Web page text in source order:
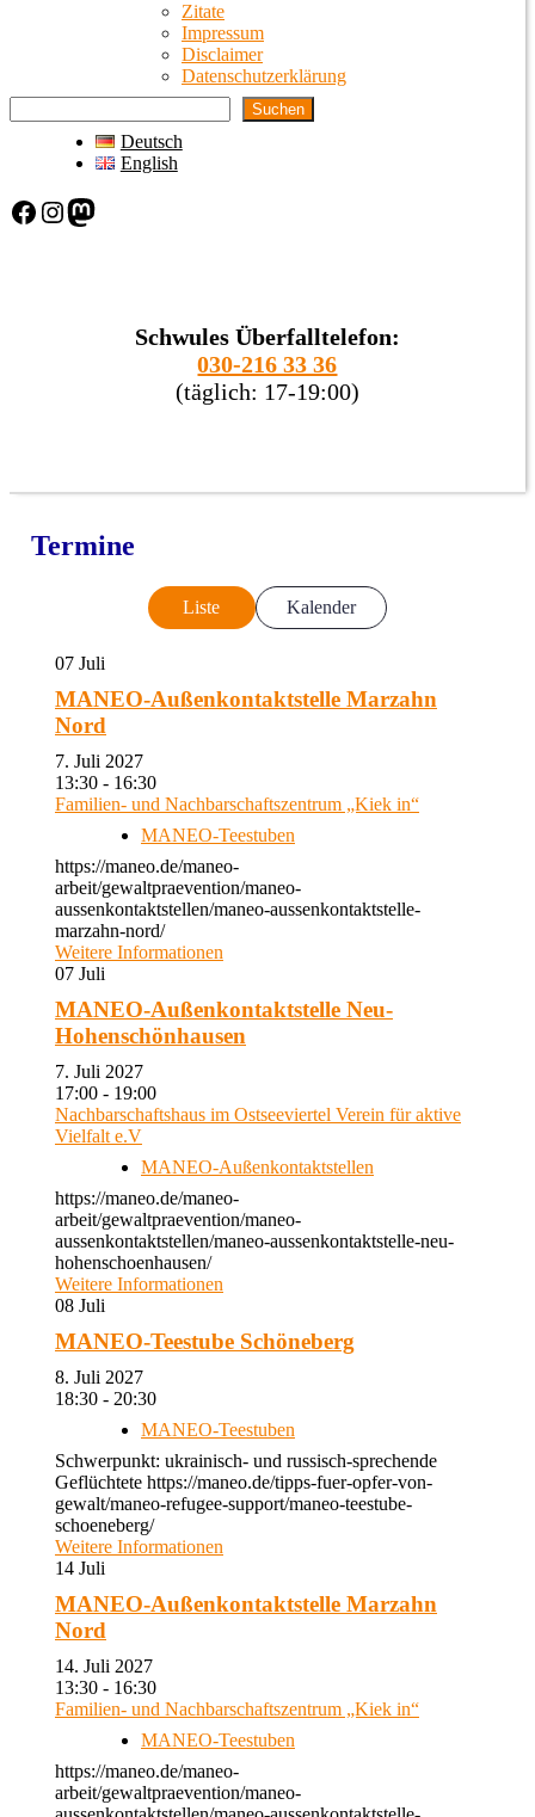
Zitate
Impressum
Disclaimer
Datenschutzerklärung
Suchen
Deutsch
English
Facebook Instagram Mastodon
Schwules Überfalltelefon:
030-216 33 36
(täglich: 17-19:00)
Termine
Liste Kalender
07 Juli
MANEO-Außenkontaktstelle Marzahn
Nord
7. Juli 2027
13:30 - 16:30
Familien- und Nachbarschaftszentrum „Kiek in“
MANEO-Teestuben
https://maneo.de/maneo-
arbeit/gewaltpraevention/maneo-
aussenkontaktstellen/maneo-aussenkontaktstelle-
marzahn-nord/
Weitere Informationen
07 Juli
MANEO-Außenkontaktstelle Neu-
Hohenschönhausen
7. Juli 2027
17:00 - 19:00
Nachbarschaftshaus im Ostseeviertel Verein für aktive
Vielfalt e.V
MANEO-Außenkontaktstellen
https://maneo.de/maneo-
arbeit/gewaltpraevention/maneo-
aussenkontaktstellen/maneo-aussenkontaktstelle-neu-
hohenschoenhausen/
Weitere Informationen
08 Juli
MANEO-Teestube Schöneberg
8. Juli 2027
18:30 - 20:30
MANEO-Teestuben
Schwerpunkt: ukrainisch- und russisch-sprechende
Geflüchtete https://maneo.de/tipps-fuer-opfer-von-
gewalt/maneo-refugee-support/maneo-teestube-
schoeneberg/
Weitere Informationen
14 Juli
MANEO-Außenkontaktstelle Marzahn
Nord
14. Juli 2027
13:30 - 16:30
Familien- und Nachbarschaftszentrum „Kiek in“
MANEO-Teestuben
https://maneo.de/maneo-
arbeit/gewaltpraevention/maneo-